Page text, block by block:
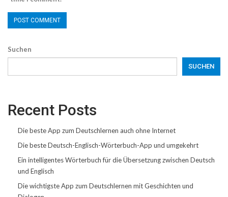
Suchen
SUCHEN
Recent Posts
Die beste App zum Deutschlernen auch ohne Internet
Die beste Deutsch-Englisch-Wörterbuch-App und umgekehrt
Ein intelligentes Wörterbuch für die Übersetzung zwischen Deutsch
und Englisch
Die wichtigste App zum Deutschlernen mit Geschichten und